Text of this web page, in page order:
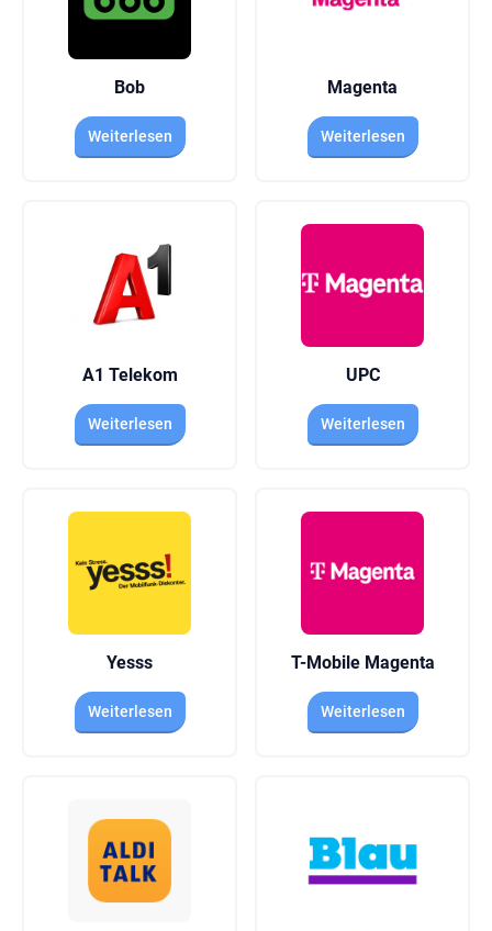
Bob
Weiterlesen
Magenta
Weiterlesen
A1 Telekom
Weiterlesen
UPC
Weiterlesen
Yesss
Weiterlesen
T-Mobile Magenta
Weiterlesen